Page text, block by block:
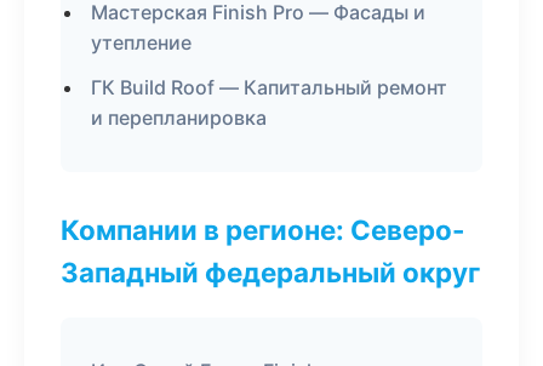
Мастерская Finish Pro — Фасады и
утепление
ГК Build Roof — Капитальный ремонт
и перепланировка
Компании в регионе: Северо-
Западный федеральный округ